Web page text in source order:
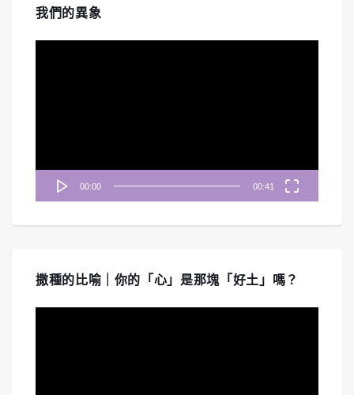
我們的異象
00:00 00:41
撒種的比喻｜你的「心」是那塊「好土」嗎？